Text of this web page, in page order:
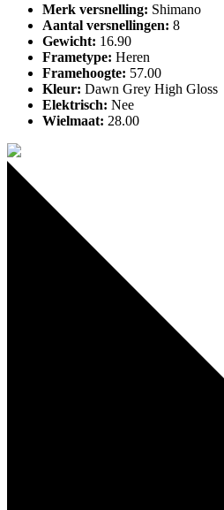
Merk versnelling: Shimano
Aantal versnellingen: 8
Gewicht: 16.90
Frametype: Heren
Framehoogte: 57.00
Kleur: Dawn Grey High Gloss
Elektrisch: Nee
Wielmaat: 28.00